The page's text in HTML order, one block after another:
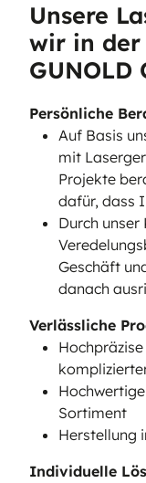
Unsere
wir in der
GUNOLD
Persönliche
Auf Basis
mit
Projekte
dafür, dass
Durch
Geschäft
danach
Verlässliche
Sortiment
Herstellung
Individuelle